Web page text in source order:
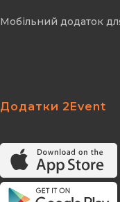
Мобільний додаток
Додатки 2Event